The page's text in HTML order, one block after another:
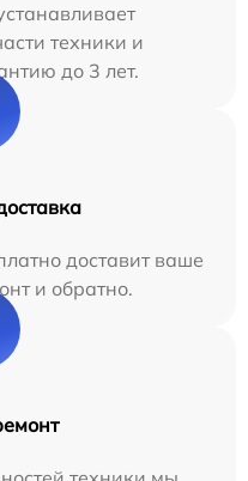
техники и
до 3 лет.
доставит ваше
и обратно.